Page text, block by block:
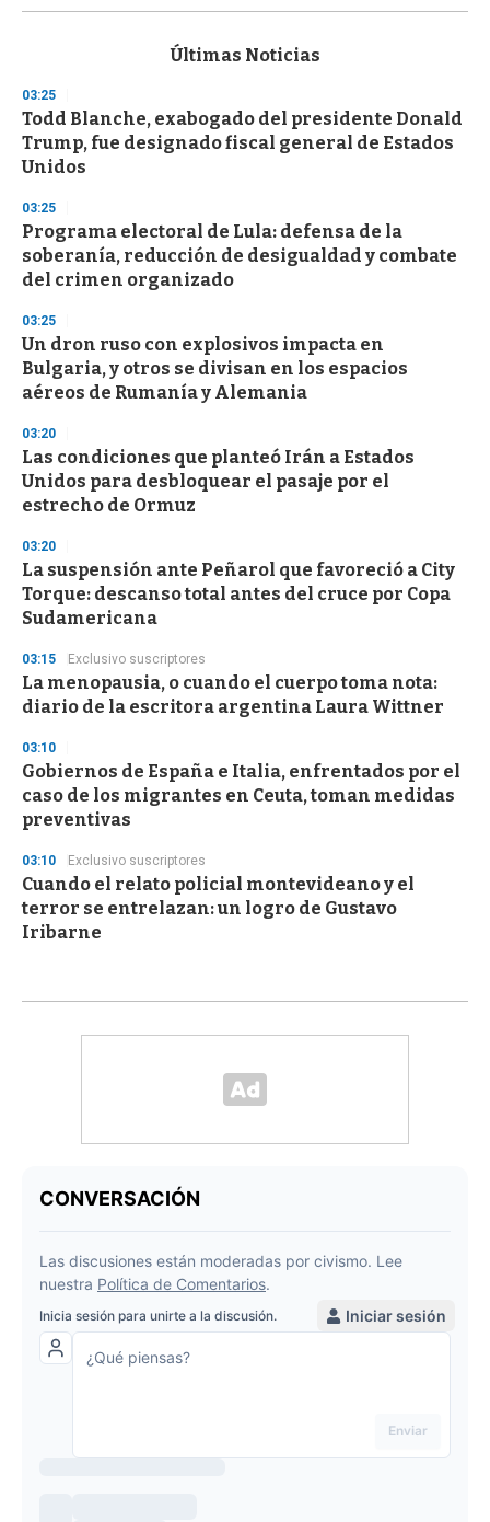
s
d
s
o
f
3
s
e
c
o
n
s
Últimas Noticias
03:25
Todd Blanche, exabogado del presidente Donald
Trump, fue designado fiscal general de Estados
Unidos
03:25
Programa electoral de Lula: defensa de la
soberanía, reducción de desigualdad y combate
del crimen organizado
03:25
Un dron ruso con explosivos impacta en
Bulgaria, y otros se divisan en los espacios
aéreos de Rumanía y Alemania
03:20
Las condiciones que planteó Irán a Estados
Unidos para desbloquear el pasaje por el
estrecho de Ormuz
03:20
La suspensión ante Peñarol que favoreció a City
Torque: descanso total antes del cruce por Copa
Sudamericana
03:15 Exclusivo suscriptores
La menopausia, o cuando el cuerpo toma nota:
diario de la escritora argentina Laura Wittner
03:10
Gobiernos de España e Italia, enfrentados por el
caso de los migrantes en Ceuta, toman medidas
preventivas
03:10 Exclusivo suscriptores
Cuando el relato policial montevideano y el
terror se entrelazan: un logro de Gustavo
Iribarne